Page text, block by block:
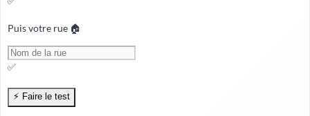
Puis votre rue 🏠
✅